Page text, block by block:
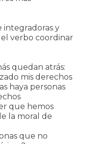
integradoras y
verbo coordinar
quedan atrás:
mis derechos
haya personas
que hemos
la moral de
que no